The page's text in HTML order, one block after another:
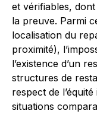
et vérifiables,
la preuve. Parmi
localisation du
proximité),
l’existence d’un
structures de
respect de
situations